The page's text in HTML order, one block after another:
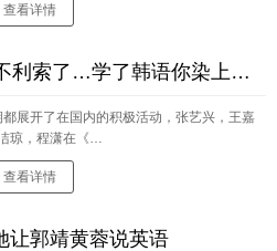
查看详情
宋茜说回国后中文反而不利索了…学了韩语你染上了哪些“毛病”？
展开了在国内的积极活动，张艺兴，王嘉
琼，程潇在《…
查看详情
让郭靖黄蓉说英语